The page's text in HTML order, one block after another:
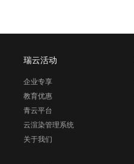
瑞云活动
企业专享
教育优惠
青云平台
云渲染管理系统
关于我们